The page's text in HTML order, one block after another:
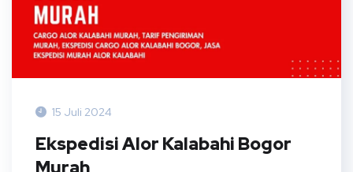
15 Juli 2024
Ekspedisi Alor Kalabahi Bogor